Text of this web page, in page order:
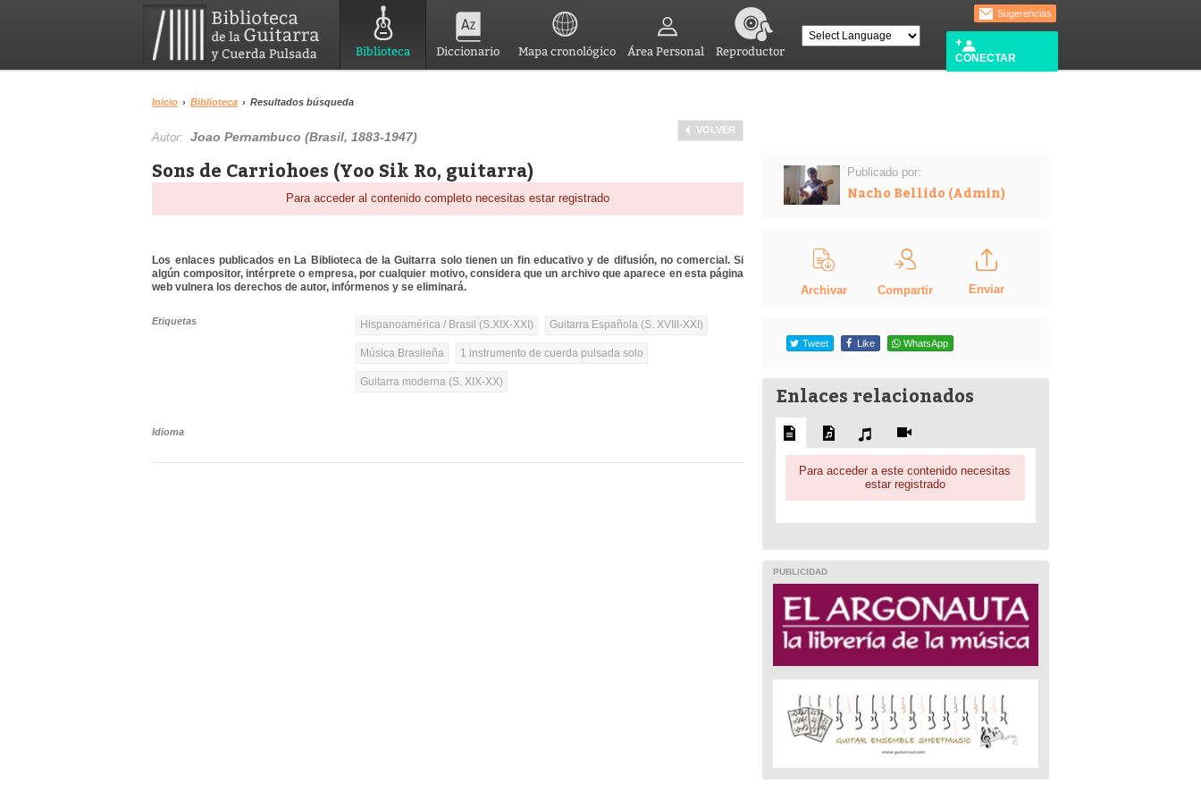
Biblioteca Diccionario Mapa cronológico Área Personal Reproductor
Sugerencias
CONECTAR
Inicio › Biblioteca › Resultados búsqueda
VOLVER
Autor:Joao Pernambuco (Brasil, 1883-1947)
Sons de Carriohoes (Yoo Sik Ro, guitarra)
Para acceder al contenido completo necesitas estar registrado
Los enlaces publicados en La Biblioteca de la Guitarra solo tienen un fin educativo y de difusión, no comercial. Si
algún compositor, intérprete o empresa, por cualquier motivo, considera que un archivo que aparece en esta página
web vulnera los derechos de autor, infórmenos y se eliminará.
Etiquetas Hispanoamérica / Brasil (S.XIX-XXI) Guitarra Española (S. XVIII-XXI)
Música Brasileña 1 instrumento de cuerda pulsada solo
Guitarra moderna (S. XIX-XX)
Idioma
Publicado por:
Nacho Bellido (Admin)
Archivar Compartir Enviar
Tweet Like WhatsApp
Enlaces relacionados
Para acceder a este contenido necesitas
estar registrado
PUBLICIDAD